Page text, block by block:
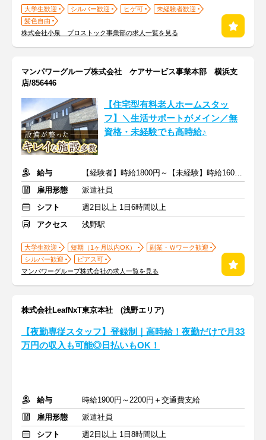
大学生歓迎 シルバー歓迎 ヒゲ可
未経験者歓迎
髪色自由
株式会社小泉 プロストック事業部の求人一覧を見る
マンパワーグループ株式会社 ケアサービス事業本部 横浜支
店/856446
【住宅型有料老人ホームスタッ
フ】＼生活サポートがメイン／無
資格・未経験でも高時給♪
給与
【経験者】時給1800円～【未経験】時給1600円～ ※交通費全額
雇用形態
派遣社員
シフト
週2日以上 1日6時間以上
アクセス
浅野駅
大学生歓迎 短期（1ヶ月以内OK）
副業・Ｗワーク歓迎
シルバー歓迎
ピアス可
マンパワーグループ株式会社の求人一覧を見る
株式会社LeafNxT東京本社 (浅野エリア)
【夜勤専従スタッフ】登録制｜高時給！夜勤だけで月33
万円の収入も可能◎日払いもOK！
給与
時給1900円～2200円＋交通費支給
雇用形態
派遣社員
シフト
週2日以上 1日8時間以上